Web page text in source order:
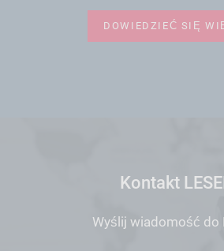
DOWIEDZIEĆ SIĘ
Kontakt
Wyślij wiadomość do